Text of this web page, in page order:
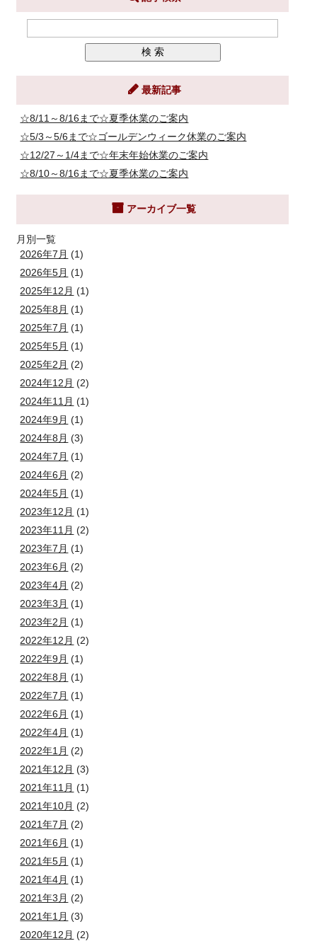
最新記事
☆8/11～8/16まで☆夏季休業のご案内
☆5/3～5/6まで☆ゴールデンウィーク休業のご案内
☆12/27～1/4まで☆年末年始休業のご案内
☆8/10～8/16まで☆夏季休業のご案内
アーカイブ一覧
月別一覧
2026年7月 (1)
2026年5月 (1)
2025年12月 (1)
2025年8月 (1)
2025年7月 (1)
2025年5月 (1)
2025年2月 (2)
2024年12月 (2)
2024年11月 (1)
2024年9月 (1)
2024年8月 (3)
2024年7月 (1)
2024年6月 (2)
2024年5月 (1)
2023年12月 (1)
2023年11月 (2)
2023年7月 (1)
2023年6月 (2)
2023年4月 (2)
2023年3月 (1)
2023年2月 (1)
2022年12月 (2)
2022年9月 (1)
2022年8月 (1)
2022年7月 (1)
2022年6月 (1)
2022年4月 (1)
2022年1月 (2)
2021年12月 (3)
2021年11月 (1)
2021年10月 (2)
2021年7月 (2)
2021年6月 (1)
2021年5月 (1)
2021年4月 (1)
2021年3月 (2)
2021年1月 (3)
2020年12月 (2)